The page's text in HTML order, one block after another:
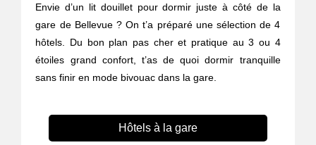
Envie d’un lit douillet pour dormir juste à côté de la
gare de Bellevue ? On t’a préparé une sélection de 4
hôtels. Du bon plan pas cher et pratique au 3 ou 4
étoiles grand confort, t’as de quoi dormir tranquille
sans finir en mode bivouac dans la gare.
Hôtels à la gare